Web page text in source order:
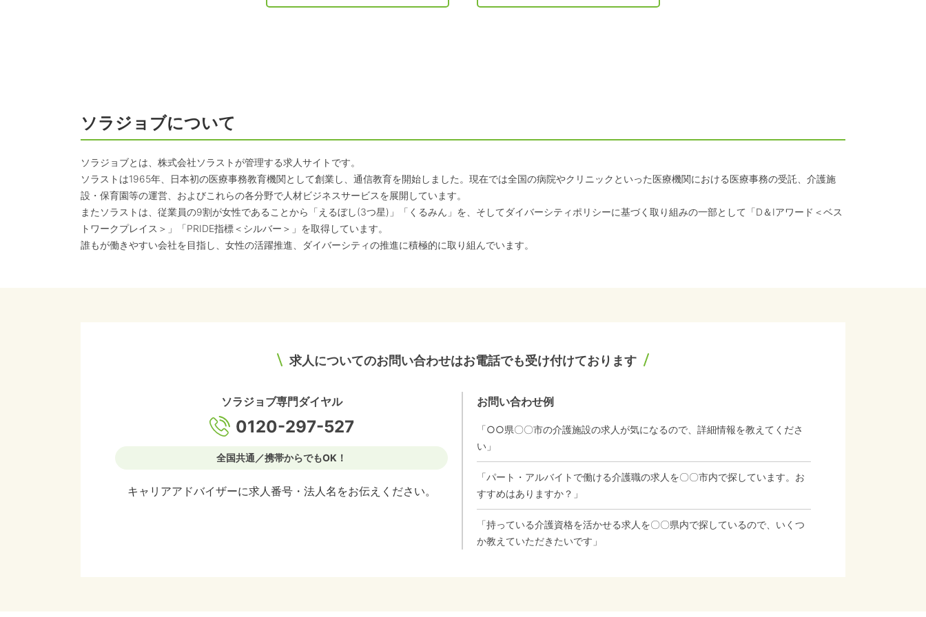
ソラジョブについて
ソラジョブとは、株式会社ソラストが管理する求人サイトです。
ソラストは1965年、日本初の医療事務教育機関として創業し、通信教育を開始しました。現在では全国の病院やクリニックといった医療機関における医療事務の受託、介護施
設・保育園等の運営、およびこれらの各分野で人材ビジネスサービスを展開しています。
またソラストは、従業員の9割が女性であることから「えるぼし(3つ星)」「くるみん」を、そしてダイバーシティポリシーに基づく取り組みの一部として「D＆Iアワード＜ベス
トワークプレイス＞」「PRIDE指標＜シルバー＞」を取得しています。
誰もが働きやすい会社を目指し、女性の活躍推進、ダイバーシティの推進に積極的に取り組んでいます。
求人についてのお問い合わせはお電話でも受け付けております
ソラジョブ専門ダイヤル
0120-297-527
全国共通／携帯からでもOK！
キャリアアドバイザーに求人番号・法人名をお伝えください。
お問い合わせ例
「○○県〇〇市の介護施設の求人が気になるので、詳細情報を教えてくださ
い」
「パート・アルバイトで働ける介護職の求人を〇〇市内で探しています。お
すすめはありますか？」
「持っている介護資格を活かせる求人を〇〇県内で探しているので、いくつ
か教えていただきたいです」